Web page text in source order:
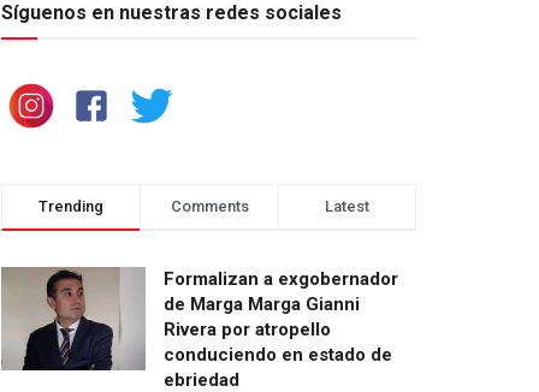
Síguenos en nuestras redes sociales
Trending Comments Latest
Formalizan a exgobernador
de Marga Marga Gianni
Rivera por atropello
conduciendo en estado de
ebriedad